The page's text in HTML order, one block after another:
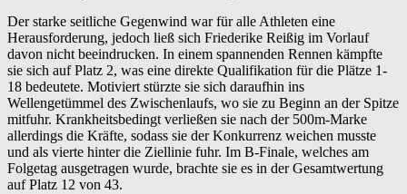
Der starke seitliche Gegenwind war für alle Athleten eine
Herausforderung, jedoch ließ sich Friederike Reißig im Vorlauf
davon nicht beeindrucken. In einem spannenden Rennen kämpfte
sie sich auf Platz 2, was eine direkte Qualifikation für die Plätze 1-
18 bedeutete. Motiviert stürzte sie sich daraufhin ins
Wellengetümmel des Zwischenlaufs, wo sie zu Beginn an der Spitze
mitfuhr. Krankheitsbedingt verließen sie nach der 500m-Marke
allerdings die Kräfte, sodass sie der Konkurrenz weichen musste
und als vierte hinter die Ziellinie fuhr. Im B-Finale, welches am
Folgetag ausgetragen wurde, brachte sie es in der Gesamtwertung
auf Platz 12 von 43.